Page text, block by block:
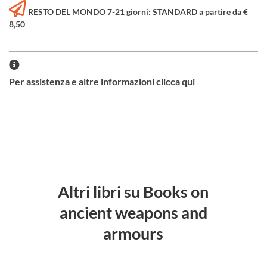
RESTO DEL MONDO 7-21 giorni: STANDARD a partire da €
8,50
Per assistenza e altre informazioni clicca qui
Altri libri su Books on
ancient weapons and
armours